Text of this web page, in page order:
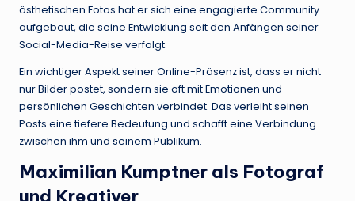
ästhetischen Fotos hat er sich eine engagierte Community
aufgebaut, die seine Entwicklung seit den Anfängen seiner
Social-Media-Reise verfolgt.
Ein wichtiger Aspekt seiner Online-Präsenz ist, dass er nicht
nur Bilder postet, sondern sie oft mit Emotionen und
persönlichen Geschichten verbindet. Das verleiht seinen
Posts eine tiefere Bedeutung und schafft eine Verbindung
zwischen ihm und seinem Publikum.
Maximilian Kumptner als Fotograf
und Kreativer